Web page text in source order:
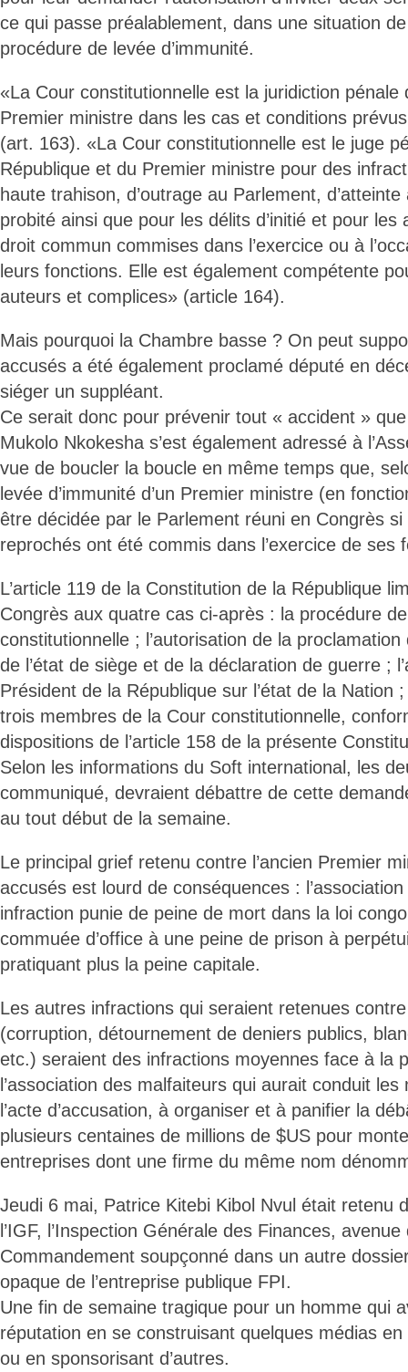
ce qui passe préalablement, dans une situation
procédure de levée d’immunité.
«La Cour constitutionnelle est la juridiction pénale
Premier ministre dans les cas et conditions
(art. 163). «La Cour constitutionnelle est le juge
République et du Premier ministre pour des
haute trahison, d’outrage au Parlement, d’atteinte
probité ainsi que pour les délits d’initié et pour les
droit commun commises dans l’exercice ou à
leurs fonctions. Elle est également compétente
auteurs et complices» (article 164).
Mais pourquoi la Chambre basse ? On peut
accusés a été également proclamé député en
siéger un suppléant.
Ce serait donc pour prévenir tout « accident »
Mukolo Nkokesha s’est également adressé à
vue de boucler la boucle en même temps que,
levée d’immunité d’un Premier ministre (en
être décidée par le Parlement réuni en Congrès
reprochés ont été commis dans l’exercice de ses
L’article 119 de la Constitution de la République
Congrès aux quatre cas ci-après : la procédure
constitutionnelle ; l’autorisation de la proclamation
de l’état de siège et de la déclaration de guerre ;
Président de la République sur l’état de la Nation
trois membres de la Cour constitutionnelle,
dispositions de l’article 158 de la présente
Selon les informations du Soft international, les
communiqué, devraient débattre de cette
au tout début de la semaine.
Le principal grief retenu contre l’ancien Premier
accusés est lourd de conséquences :
infraction punie de peine de mort dans la loi
commuée d’office à une peine de prison à
pratiquant plus la peine capitale.
Les autres infractions qui seraient retenues
(corruption, détournement de deniers publics,
etc.) seraient des infractions moyennes face à la
l’association des malfaiteurs qui aurait conduit
l’acte d’accusation, à organiser et à panifier la
plusieurs centaines de millions de $US pour
entreprises dont une firme du même nom
Jeudi 6 mai, Patrice Kitebi Kibol Nvul était retenu
l’IGF, l’Inspection Générale des Finances,
Commandement soupçonné dans un autre
opaque de l’entreprise publique FPI.
Une fin de semaine tragique pour un homme qui
réputation en se construisant quelques médias
ou en sponsorisant d’autres.